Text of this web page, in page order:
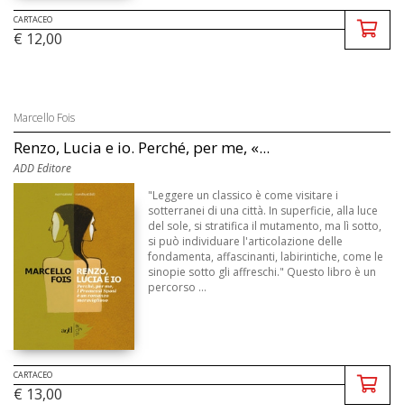
CARTACEO
€ 12,00
Marcello Fois
Renzo, Lucia e io. Perché, per me, «...
ADD Editore
"Leggere un classico è come visitare i
sotterranei di una città. In superficie, alla luce
del sole, si stratifica il mutamento, ma lì sotto,
si può individuare l'articolazione delle
fondamenta, affascinanti, labirintiche, come le
sinopie sotto gli affreschi." Questo libro è un
percorso ...
CARTACEO
€ 13,00